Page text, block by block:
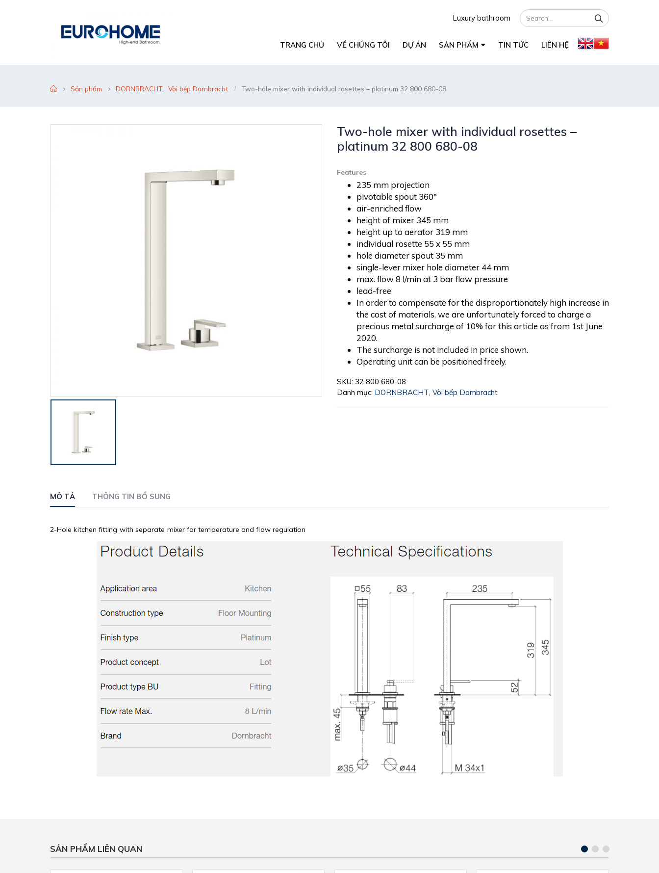
Luxury bathroom
TRANG CHỦ VỀ CHÚNG TÔI DỰ ÁN SẢN PHẨM TIN TỨC LIÊN HỆ
Sản phẩm DORNBRACHT, Vòi bếp Dornbracht Two-hole mixer with individual rosettes – platinum 32 800 680-08
Two-hole mixer with individual rosettes –
platinum 32 800 680-08
Features
235 mm projection
pivotable spout 360°
air-enriched flow
height of mixer 345 mm
height up to aerator 319 mm
individual rosette 55 x 55 mm
hole diameter spout 35 mm
single-lever mixer hole diameter 44 mm
max. flow 8 l/min at 3 bar flow pressure
lead-free
In order to compensate for the disproportionately high increase in
the cost of materials, we are unfortunately forced to charge a
precious metal surcharge of 10% for this article as from 1st June
2020.
The surcharge is not included in price shown.
Operating unit can be positioned freely.
SKU: 32 800 680-08
Danh mục: DORNBRACHT, Vòi bếp Dornbracht
MÔ TẢ THÔNG TIN BỔ SUNG
2-Hole kitchen fitting with separate mixer for temperature and flow regulation
SẢN PHẨM LIÊN QUAN